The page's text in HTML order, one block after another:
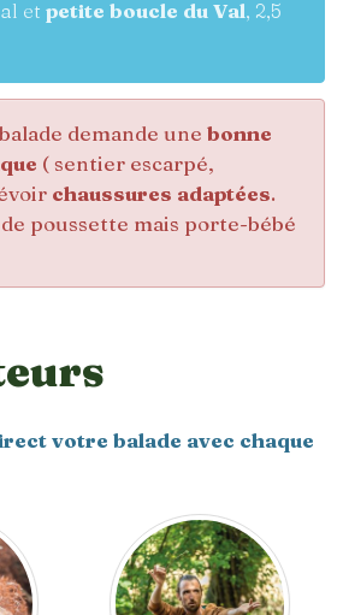
et petite boucle du Val, 2,5
demande une bonne
( sentier escarpé,
chaussures adaptées.
de poussette mais porte-bébé
votre balade avec chaque